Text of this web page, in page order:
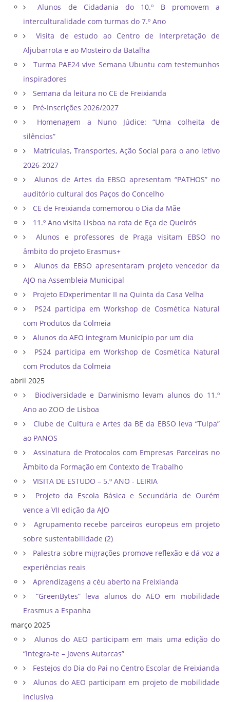
Alunos de Cidadania do 10.º B promovem a
interculturalidade com turmas do 7.º Ano
Visita de estudo ao Centro de Interpretação de
Aljubarrota e ao Mosteiro da Batalha
Turma PAE24 vive Semana Ubuntu com testemunhos
inspiradores
Semana da leitura no CE de Freixianda
Pré-Inscrições 2026/2027
Homenagem a Nuno Júdice: “Uma colheita de
silêncios”
Matrículas, Transportes, Ação Social para o ano letivo
2026-2027
Alunos de Artes da EBSO apresentam “PATHOS” no
auditório cultural dos Paços do Concelho
CE de Freixianda comemorou o Dia da Mãe
11.º Ano visita Lisboa na rota de Eça de Queirós
Alunos e professores de Praga visitam EBSO no
âmbito do projeto Erasmus+
Alunos da EBSO apresentaram projeto vencedor da
AJO na Assembleia Municipal
Projeto EDxperimentar II na Quinta da Casa Velha
PS24 participa em Workshop de Cosmética Natural
com Produtos da Colmeia
Alunos do AEO integram Município por um dia
PS24 participa em Workshop de Cosmética Natural
com Produtos da Colmeia
abril 2025
Biodiversidade e Darwinismo levam alunos do 11.º
Ano ao ZOO de Lisboa
Clube de Cultura e Artes da BE da EBSO leva “Tulpa”
ao PANOS
Assinatura de Protocolos com Empresas Parceiras no
Âmbito da Formação em Contexto de Trabalho
VISITA DE ESTUDO – 5.º ANO - LEIRIA
Projeto da Escola Básica e Secundária de Ourém
vence a VII edição da AJO
Agrupamento recebe parceiros europeus em projeto
sobre sustentabilidade (2)
Palestra sobre migrações promove reflexão e dá voz a
experiências reais
Aprendizagens a céu aberto na Freixianda
“GreenBytes” leva alunos do AEO em mobilidade
Erasmus a Espanha
março 2025
Alunos do AEO participam em mais uma edição do
“Integra-te – Jovens Autarcas”
Festejos do Dia do Pai no Centro Escolar de Freixianda
Alunos do AEO participam em projeto de mobilidade
inclusiva